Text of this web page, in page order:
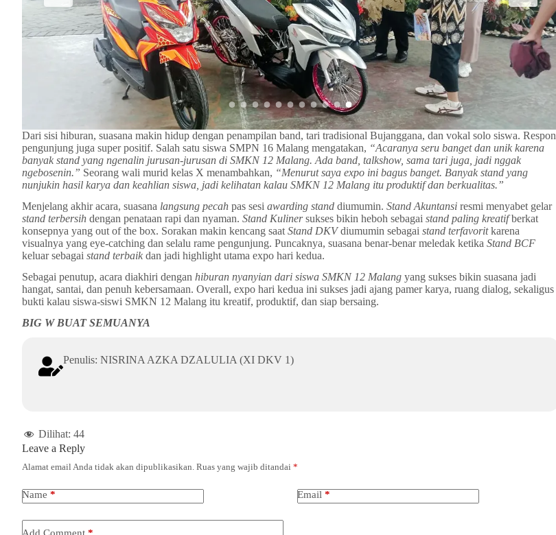
Dari sisi hiburan, suasana makin hidup dengan penampilan band, tari tradisional Bujanggana, dan vokal solo siswa. Respon
pengunjung juga super positif. Salah satu siswa SMPN 16 Malang mengatakan, “Acaranya seru banget dan unik karena
banyak stand yang ngenalin jurusan-jurusan di SMKN 12 Malang. Ada band, talkshow, sama tari juga, jadi nggak
ngebosenin.” Seorang wali murid kelas X menambahkan, “Menurut saya expo ini bagus banget. Banyak stand yang
nunjukin hasil karya dan keahlian siswa, jadi kelihatan kalau SMKN 12 Malang itu produktif dan berkualitas.”
Menjelang akhir acara, suasana langsung pecah pas sesi awarding stand diumumin. Stand Akuntansi resmi menyabet gelar
stand terbersih dengan penataan rapi dan nyaman. Stand Kulinersukses bikin heboh sebagai stand paling kreatifberkat
konsepnya yang out of the box. Sorakan makin kencang saat Stand DKVdiumumin sebagai stand terfavoritkarena
visualnya yang eye-catching dan selalu rame pengunjung. Puncaknya, suasana benar-benar meledak ketika Stand BCF
keluar sebagai stand terbaik dan jadi highlight utama expo hari kedua.
Sebagai penutup, acara diakhiri dengan hiburan nyanyian dari siswa SMKN 12 Malang yang sukses bikin suasana jadi
hangat, santai, dan penuh kebersamaan. Overall, expo hari kedua ini sukses jadi ajang pamer karya, ruang dialog, sekaligus
bukti kalau siswa-siswi SMKN 12 Malang itu kreatif, produktif, dan siap bersaing.
BIG W BUAT SEMUANYA
Penulis: NISRINA AZKA DZALULIA (XI DKV 1)
Dilihat: 44
Leave a Reply
Alamat email Anda tidak akan dipublikasikan. Ruas yang wajib ditandai *
Name * Email *